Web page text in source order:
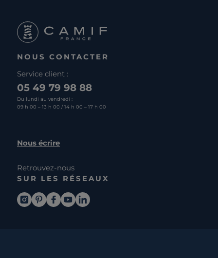
NOUS CONTACTER
Service client :
05 49 79 98 88
Du lundi au vendredi :
09 h 00 – 13 h 00 / 14 h 00 – 17 h 00
Nous écrire
Retrouvez-nous
SUR LES RÉSEAUX